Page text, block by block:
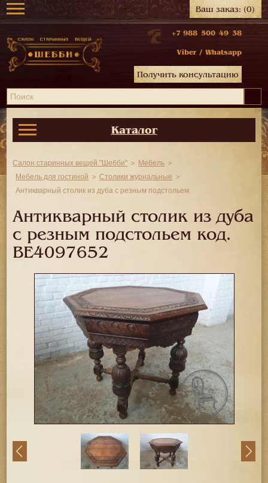
Ваш заказ:(0)
+7 988 500 49 38
Viber / Whatsapp
Получить консультацию
Каталог
Салон старинных вещей "Шебби"
Мебель
Мебель для гостиной
Столики журнальные
Антикварный столик из дуба с резным подстольем
Антикварный столик из дуба
с резным подстольем код.
BE4097652